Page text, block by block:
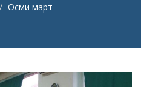
Осми март